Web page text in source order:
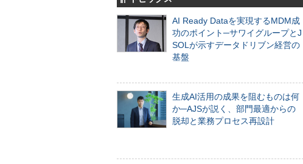
AI Ready Dataを実現するMDM成
功のポイント─サワイグループとJ
SOLが示すデータドリブン経営の
基盤
生成AI活用の成果を阻むものは何
か─AJSが説く、部門最適からの
脱却と業務プロセス再設計